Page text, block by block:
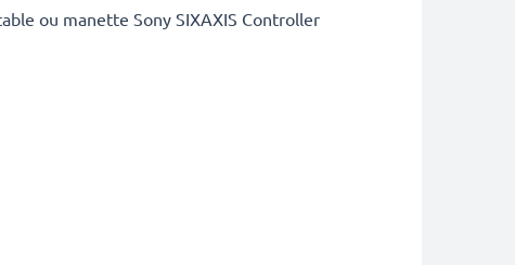
ou manette Sony SIXAXIS Controller